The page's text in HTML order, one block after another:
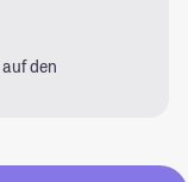
den